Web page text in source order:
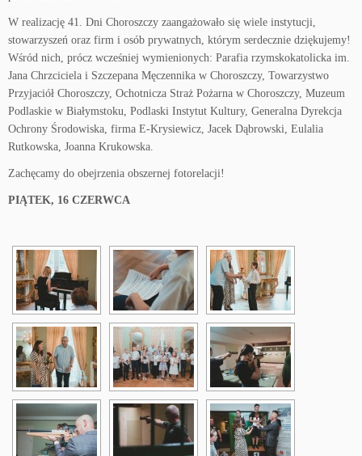
W realizację 41. Dni Choroszczy zaan­gażowało się wiele instytucji,
stowarzyszeń oraz firm i osób prywatnych, którym serdecznie dziękujemy!
Wśród nich, prócz wcześniej wymienionych: Parafia rzymskokatolicka im.
Jana Chrzciciela i Szczepana Męczennika w Choroszczy, Towarzystwo
Przyjaciół Choroszczy, Ochotnicza Straż Pożarna w Choroszczy, Muzeum
Podlaskie w Białymstoku, Podlaski Instytut Kultury, Generalna Dyrekcja
Ochrony Środowiska, firma E-Krysiewicz, Jacek Dąbrowski, Eulalia
Rutkowska, Joanna Krukowska.
Zachęcamy do obejrzenia obszernej fotorelacji!
PIĄTEK, 16 CZERWCA